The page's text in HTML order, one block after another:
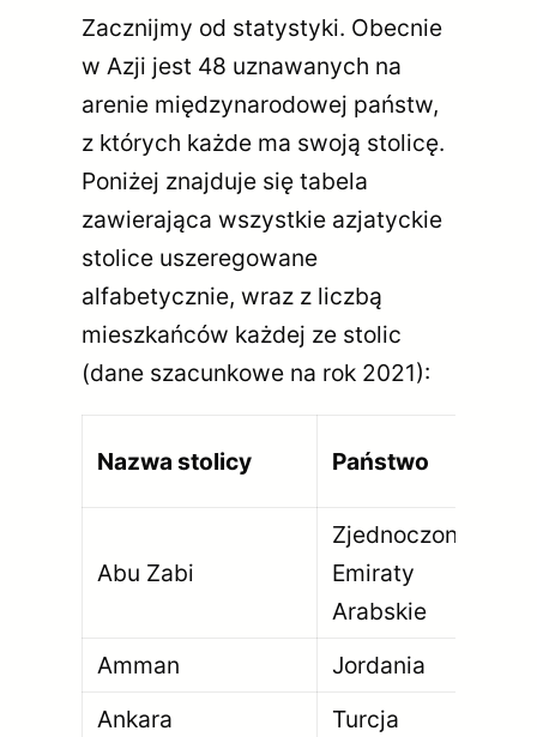
Zacznijmy od statystyki. Obecnie
w Azji jest 48 uznawanych na
arenie międzynarodowej państw,
z których każde ma swoją stolicę.
Poniżej znajduje się tabela
zawierająca wszystkie azjatyckie
stolice uszeregowane
alfabetycznie, wraz z liczbą
mieszkańców każdej ze stolic
(dane szacunkowe na rok 2021):
Nazwa stolicy Państwo
Abu Zabi
Zjednoczone
Emiraty
Arabskie
Amman Jordania
Ankara
Turcja